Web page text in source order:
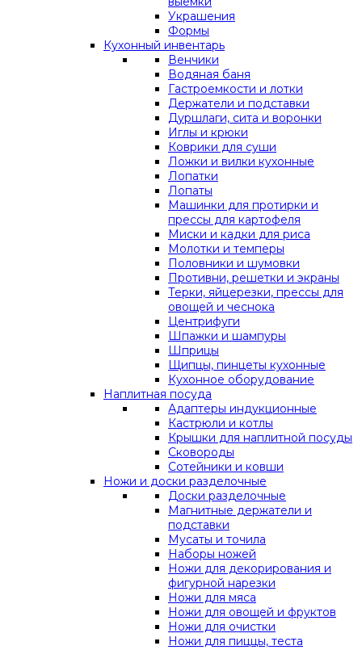
Украшения
Формы
Кухонный инвентарь
Венчики
Водяная баня
Гастроемкости и лотки
Держатели и подставки
Дуршлаги, сита и воронки
Иглы и крюки
Коврики для суши
Ложки и вилки кухонные
Лопатки
Лопаты
Машинки для протирки и
прессы для картофеля
Миски и кадки для риса
Молотки и темперы
Половники и шумовки
Противни, решетки и экраны
Терки, яйцерезки, прессы для
овощей и чеснока
Центрифуги
Шпажки и шампуры
Шприцы
Щипцы, пинцеты кухонные
Кухонное оборудование
Наплитная посуда
Адаптеры индукционные
Кастрюли и котлы
Крышки для наплитной посуды
Сковороды
Сотейники и ковши
Ножи и доски разделочные
Доски разделочные
Магнитные держатели и
подставки
Мусаты и точила
Наборы ножей
Ножи для декорирования и
фигурной нарезки
Ножи для мяса
Ножи для овощей и фруктов
Ножи для очистки
Ножи для пиццы, теста